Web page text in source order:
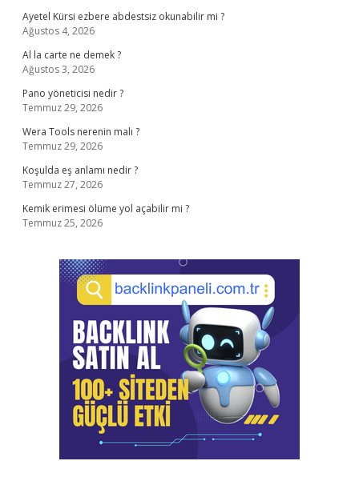
Ayetel Kürsi ezbere abdestsiz okunabilir mi ?
Ağustos 4, 2026
Al la carte ne demek ?
Ağustos 3, 2026
Pano yöneticisi nedir ?
Temmuz 29, 2026
Wera Tools nerenin malı ?
Temmuz 29, 2026
Koşulda eş anlamı nedir ?
Temmuz 27, 2026
Kemik erimesi ölüme yol açabilir mi ?
Temmuz 25, 2026